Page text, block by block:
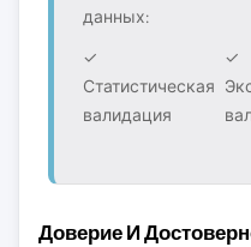
данных:
✓
Статистическая
валидация
✓
Доверие И